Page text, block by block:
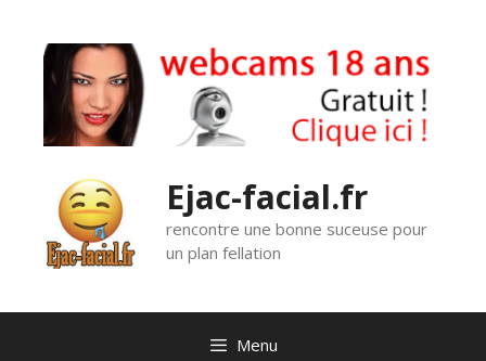
contenu
Ejac-facial.fr
rencontre une bonne suceuse pour
un plan fellation
Menu